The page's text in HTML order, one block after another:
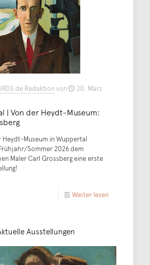
Redaktionvon
20. März
| Von der Heydt-Museum:
Heydt-Museum in Wuppertal
Sommer 2026 dem
Maler Carl Grossberg eine erste
Weiter lesen
Ausstellungen